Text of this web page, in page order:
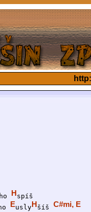
H
Eusly H šíš C#mi, E